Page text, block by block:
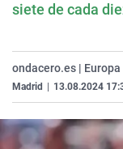
siete de cada
ondacero.es | Europa
Madrid 13.08.2024